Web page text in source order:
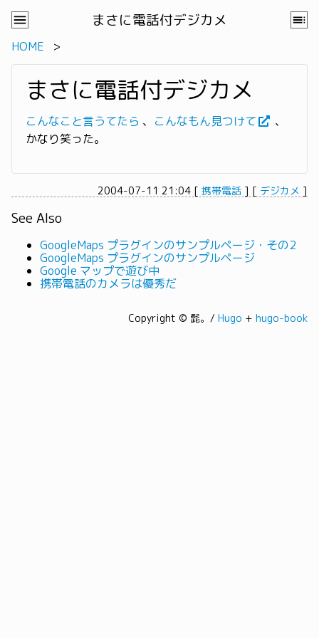
まさに電話付デジカメ
HOME
まさに電話付デジカメ
こんなこと言うてたら 、 こんなもん見つけて
、
かなり笑った。
2004-07-11 21:04 [ 携帯電話 ] [ デジカメ ]
See Also
GoogleMaps プラグインのサンプルページ・その2
GoogleMaps プラグインのサンプルページ
Google マップで遊び中
携帯電話のカメラは優秀だ
Copyright © 髭。/ Hugo + hugo-book